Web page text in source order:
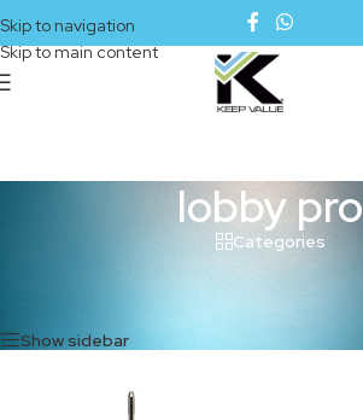
Skip to navigation
Skip to main content
lobby pro
Categories
Productos etiquetados “lobby pro”
Show sidebar